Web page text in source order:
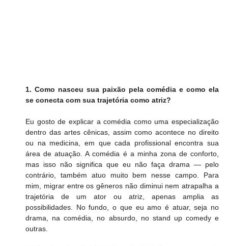
1. Como nasceu sua paixão pela comédia e como ela
se conecta com sua trajetória como atriz?
Eu gosto de explicar a comédia como uma especialização
dentro das artes cênicas, assim como acontece no direito
ou na medicina, em que cada profissional encontra sua
área de atuação. A comédia é a minha zona de conforto,
mas isso não significa que eu não faça drama — pelo
contrário, também atuo muito bem nesse campo. Para
mim, migrar entre os gêneros não diminui nem atrapalha a
trajetória de um ator ou atriz, apenas amplia as
possibilidades. No fundo, o que eu amo é atuar, seja no
drama, na comédia, no absurdo, no stand up comedy e
outras.